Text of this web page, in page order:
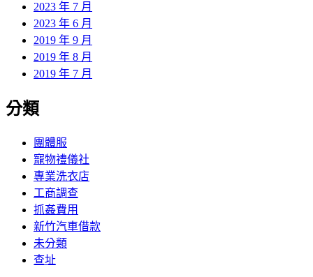
2023 年 7 月
2023 年 6 月
2019 年 9 月
2019 年 8 月
2019 年 7 月
分類
團體服
寵物禮儀社
專業洗衣店
工商調查
抓姦費用
新竹汽車借款
未分類
查址